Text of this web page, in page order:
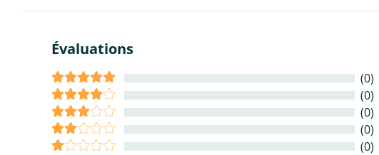
Évaluations
(0)
(0)
(0)
(0)
(0)